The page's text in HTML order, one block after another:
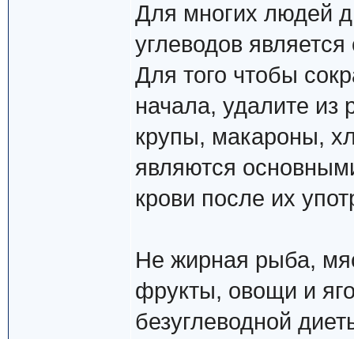
Для многих людей
углеводов
Для того чтобы
начала, удалите
крупы, макароны,
являются
крови после их
Не жирная рыба,
фрукты, овощи и
безуглеводной